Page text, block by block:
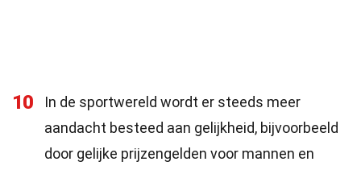
10
In de sportwereld wordt er steeds meer
aandacht besteed aan gelijkheid, bijvoorbeeld
door gelijke prijzengelden voor mannen en